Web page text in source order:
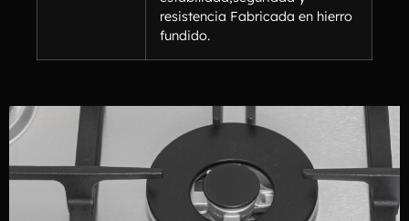
resistencia Fabricada en hierro
fundido.